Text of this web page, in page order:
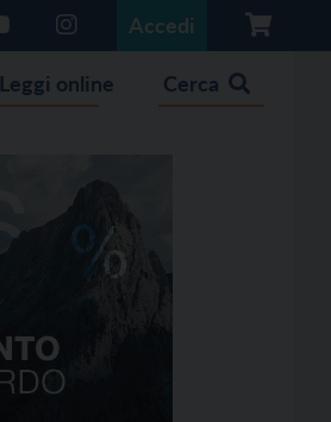
Accedi
Leggi online Cerca